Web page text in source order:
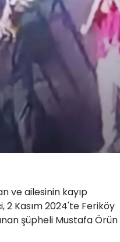
ve ailesinin kayıp
2 Kasım 2024'te Feriköy
şüpheli Mustafa Örün